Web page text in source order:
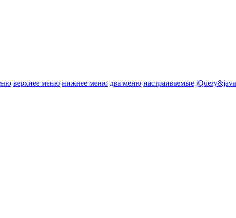
верхнее меню нижнее меню два меню настраиваемые jQuery&java